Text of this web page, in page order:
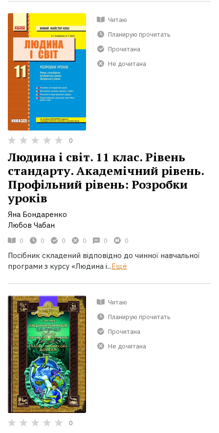
Читаю
Планирую прочитать
Прочитана
Не дочитана
0
Людина і світ. 11 клас. Рівень
стандарту. Академічний рівень.
Профільний рівень: Розробки
уроків
Яна Бондаренко
Любов Чабан
0 0 0 0 0 0
Посібник складений відповідно до чинної навчальної
програми з курсу «Людина і...Ещё
Читаю
Планирую прочитать
Прочитана
Не дочитана
0